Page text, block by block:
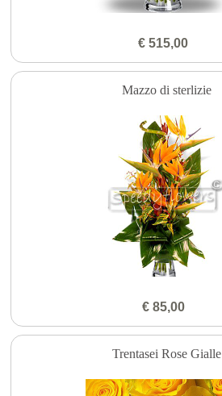
€ 515,00
Mazzo di sterlizie
€ 85,00
Trentasei Rose Gialle